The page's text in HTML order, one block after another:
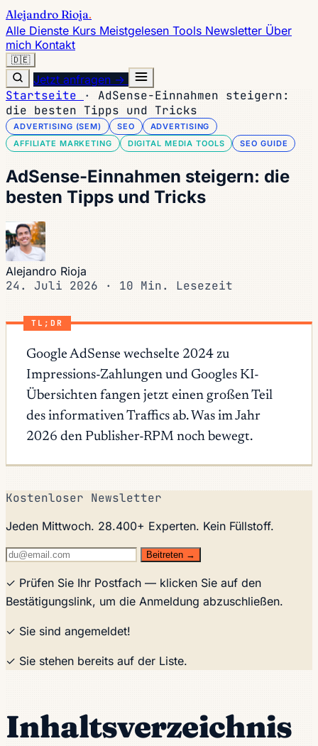
Alejandro Rioja.
Alle Dienste Kurs Meistgelesen Tools Newsletter Über
mich Kontakt
🇩🇪
Jetzt anfragen →
Startseite ·
AdSense-Einnahmen steigern:
die besten Tipps und Tricks
ADVERTISING (SEM) SEO
ADVERTISING
AFFILIATE MARKETING
DIGITAL MEDIA TOOLS SEO GUIDE
AdSense-Einnahmen steigern: die
besten Tipps und Tricks
Alejandro Rioja
24. Juli 2026 · 10 Min. Lesezeit
TL;DR
Google AdSense wechselte 2024 zu
Impressions-Zahlungen und Googles KI-
Übersichten fangen jetzt einen großen Teil
des informativen Traffics ab. Was im Jahr
2026 den Publisher-RPM noch bewegt.
Kostenloser Newsletter
Jeden Mittwoch. 28.400+ Experten. Kein Füllstoff.
Beitreten →
✓ Prüfen Sie Ihr Postfach — klicken Sie auf den
Bestätigungslink, um die Anmeldung abzuschließen.
✓ Sie sind angemeldet!
✓ Sie stehen bereits auf der Liste.
Inhaltsverzeichnis